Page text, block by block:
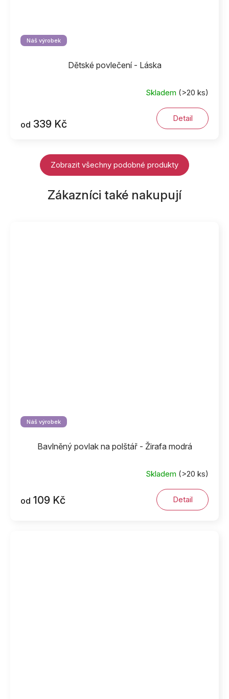
Náš výrobek
Dětské povlečení - Láska
Skladem (>20 ks)
od 339 Kč Detail
Zobrazit všechny podobné produkty
Zákazníci také nakupují
Náš výrobek
Bavlněný povlak na polštář - Žirafa modrá
Skladem (>20 ks)
od 109 Kč Detail